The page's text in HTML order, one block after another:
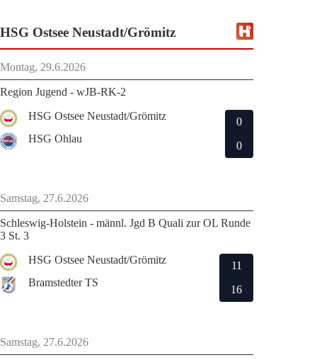
HSG Ostsee Neustadt/Grömitz
Montag, 29.6.2026
Region Jugend - wJB-RK-2
HSG Ostsee Neustadt/Grömitz
HSG Ohlau
0
0
Samstag, 27.6.2026
Schleswig-Holstein - männl. Jgd B Quali zur OL Runde
3 St. 3
HSG Ostsee Neustadt/Grömitz
Bramstedter TS
11
16
Samstag, 27.6.2026